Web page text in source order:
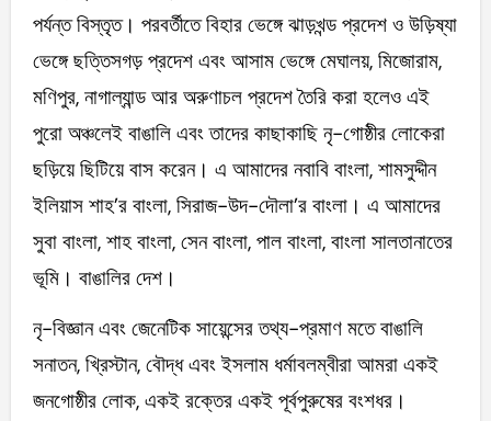
পর্যন্ত বিস্তৃত। পরবর্তীতে বিহার ভেঙ্গে ঝাড়খন্ড প্রদেশ ও উড়িষ্যা
ভেঙ্গে ছত্তিসগড় প্রদেশ এবং আসাম ভেঙ্গে মেঘালয়, মিজোরাম,
মণিপুর, নাগাল্যান্ড আর অরুণাচল প্রদেশ তৈরি করা হলেও এই
পুরো অঞ্চলেই বাঙালি এবং তাদের কাছাকাছি নৃ-গোষ্ঠীর লোকেরা
ছড়িয়ে ছিটিয়ে বাস করেন। এ আমাদের নবাবি বাংলা, শামসুদ্দীন
ইলিয়াস শাহ’র বাংলা, সিরাজ-উদ-দৌলা’র বাংলা। এ আমাদের
সুবা বাংলা, শাহ বাংলা, সেন বাংলা, পাল বাংলা, বাংলা সালতানাতের
ভূমি। বাঙালির দেশ।
নৃ-বিজ্ঞান এবং জেনেটিক সায়েন্সের তথ্য-প্রমাণ মতে বাঙালি
সনাতন, খ্রিস্টান, বৌদ্ধ এবং ইসলাম ধর্মাবলম্বীরা আমরা একই
জনগোষ্ঠীর লোক, একই রক্তের একই পূর্বপুরুষের বংশধর।